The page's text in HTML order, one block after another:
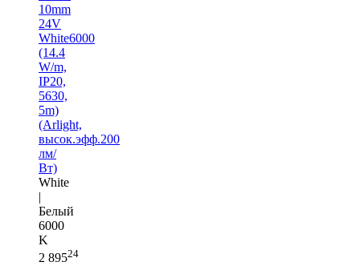
10mm
24V
White6000
(14.4
W/m,
IP20,
5630,
5m)
(Arlight,
высок.эфф.200
лм/
Вт)
White
|
Белый
6000
K
2 89524